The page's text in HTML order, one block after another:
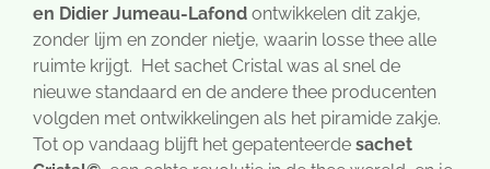
en Didier Jumeau-Lafond ontwikkelen dit zakje,
zonder lijm en zonder nietje, waarin losse thee alle
ruimte krijgt. Het sachet Cristal was al snel de
nieuwe standaard en de andere thee producenten
volgden met ontwikkelingen als het piramide zakje.
Tot op vandaag blijft het gepatenteerde sachet